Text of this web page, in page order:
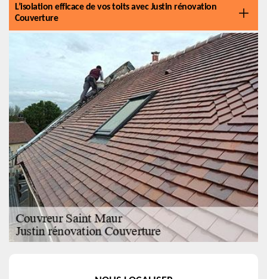
L’isolation efficace de vos toits avec Justin rénovation
Couverture